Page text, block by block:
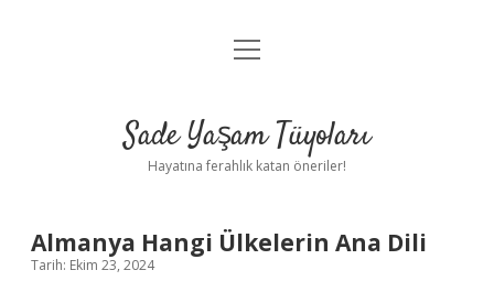
Anasayfa
Yasal Uyarı
menüyü
Sade Yaşam Tüyoları
Hayatına ferahlık katan öneriler!
Almanya Hangi Ülkelerin Ana Dili
Tarih: Ekim 23, 2024